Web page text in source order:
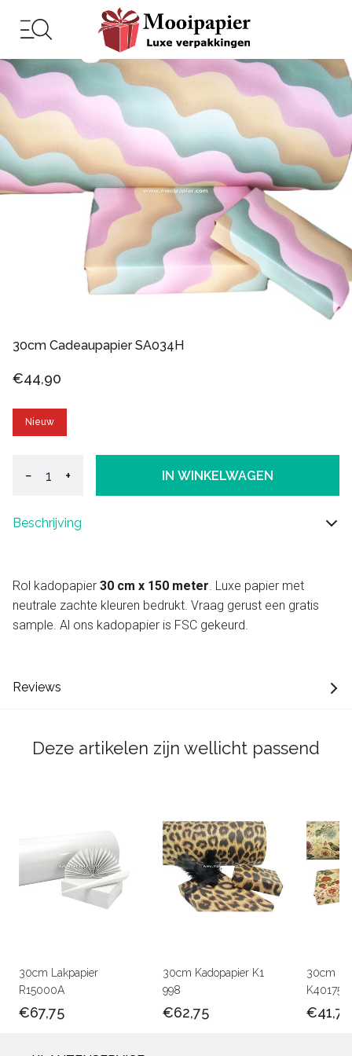
30cm Cadeaupapier SA034H
€44,90
Nieuw
− + IN WINKELWAGEN
Beschrijving
Rol kadopapier 30 cm x 150 meter. Luxe papier met
neutrale zachte kleuren bedrukt. Vraag gerust een gratis
sample. Al ons kadopapier is FSC gekeurd.
Reviews
Deze artikelen zijn wellicht passend
30cm Lakpapier
R15000A
€67,75
30cm Kadopapier K1
998
€62,75
30cm
€41,75